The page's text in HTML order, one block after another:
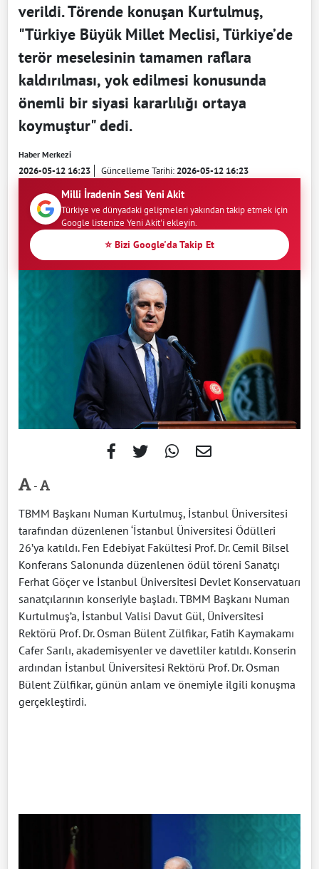
verildi. Törende konuşan Kurtulmuş,
"Türkiye Büyük Millet Meclisi, Türkiye’de
terör meselesinin tamamen raflara
kaldırılması, yok edilmesi konusunda
önemli bir siyasi kararlılığı ortaya
koymuştur" dedi.
Haber Merkezi
2026-05-12 16:23 Güncelleme Tarihi:2026-05-12 16:23
Milli İradenin Sesi Yeni Akit
Türkiye ve dünyadaki gelişmeleri yakından takip etmek için
Google listenize Yeni Akit'i ekleyin.
⭐ Bizi Google'da Takip Et
-
TBMM Başkanı Numan Kurtulmuş, İstanbul Üniversitesi
tarafından düzenlenen ‘İstanbul Üniversitesi Ödülleri
26’ya katıldı. Fen Edebiyat Fakültesi Prof. Dr. Cemil Bilsel
Konferans Salonunda düzenlenen ödül töreni Sanatçı
Ferhat Göçer ve İstanbul Üniversitesi Devlet Konservatuarı
sanatçılarının konseriyle başladı. TBMM Başkanı Numan
Kurtulmuş’a, İstanbul Valisi Davut Gül, Üniversitesi
Rektörü Prof. Dr. Osman Bülent Zülfikar, Fatih Kaymakamı
Cafer Sarılı, akademisyenler ve davetliler katıldı. Konserin
ardından İstanbul Üniversitesi Rektörü Prof. Dr. Osman
Bülent Zülfikar, günün anlam ve önemiyle ilgili konuşma
gerçekleştirdi.